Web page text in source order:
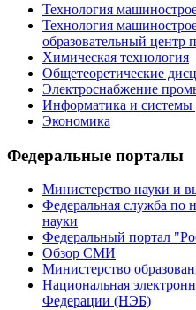
Технология
Технология
образовательный
Химическая технология
Общетеоретические
Электроснабжение
Информатика и системы
Экономика
Федеральные порталы
Министерство науки и
Федеральная служба по
науки
Федеральный портал
Обзор СМИ
Министерство
Национальная
Федерации (НЭБ)